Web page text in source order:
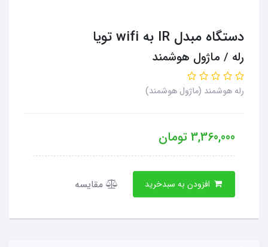
دستگاه مبدل IR به wifi تویا
رله / ماژول هوشمند
رله هوشمند (ماژول هوشمند)
3,360,000تومان
مقایسه